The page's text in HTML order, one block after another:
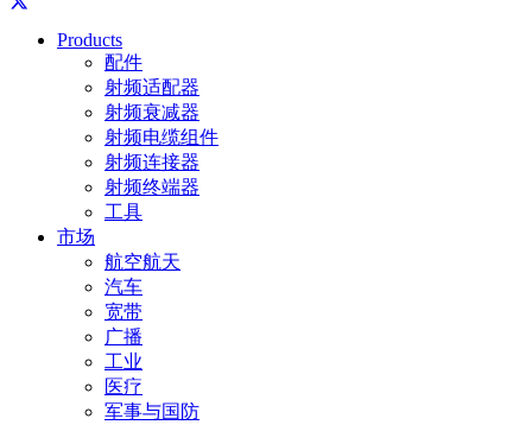
Products
配件
射频适配器
射频衰减器
射频电缆组件
射频连接器
射频终端器
工具
市场
航空航天
汽车
宽带
广播
工业
医疗
军事与国防